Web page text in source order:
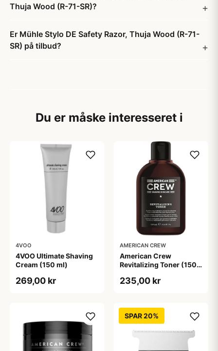
Thuja Wood (R-71-SR)?
Er Mühle Stylo DE Safety Razor, Thuja Wood (R-71-
SR) på tilbud?
Du er måske interesseret i
4VOO
4VOO Ultimate Shaving
Cream (150 ml)
269,00 kr
AMERICAN CREW
American Crew
Revitalizing Toner (150
235,00 kr
SPAR 20%